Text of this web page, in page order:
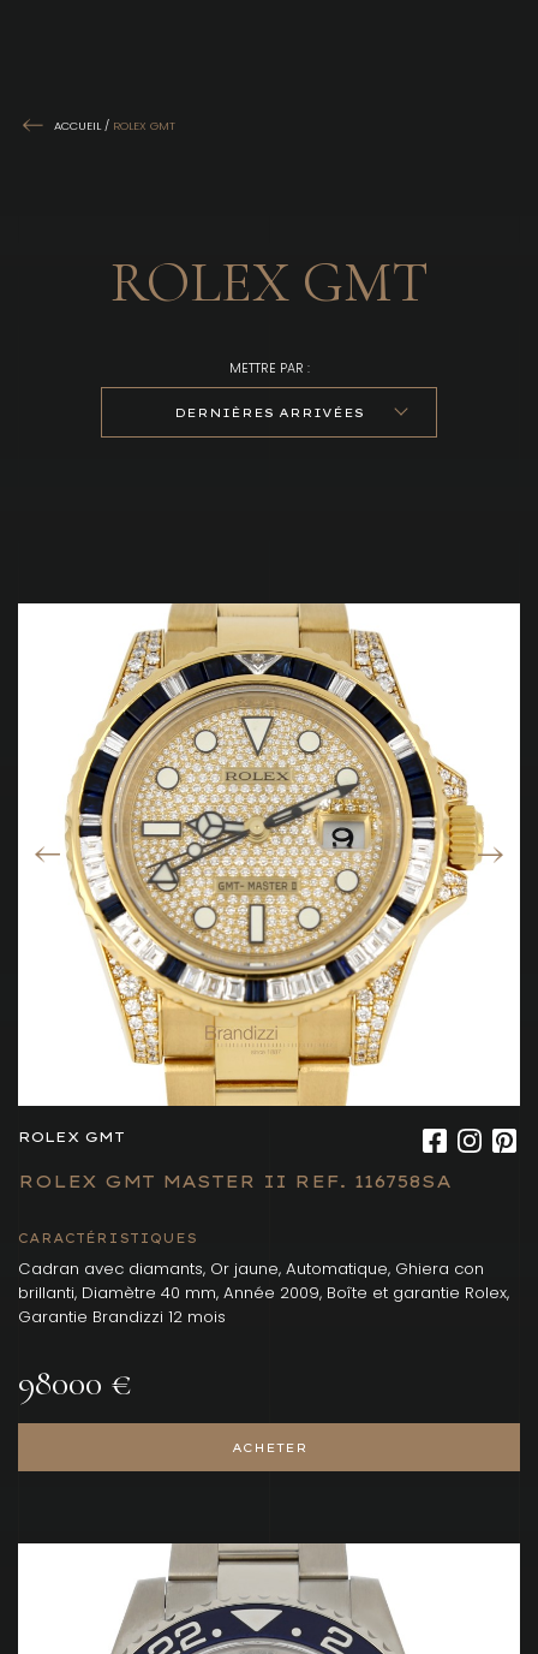
ACCUEIL / ROLEX GMT
ROLEX GMT
METTRE PAR :
DERNIÈRES ARRIVÉES
ROLEX GMT
ROLEX GMT MASTER II REF. 116758SA
CARACTÉRISTIQUES
Cadran avec diamants, Or jaune, Automatique, Ghiera con
brillanti, Diamètre 40 mm, Année 2009, Boîte et garantie Rolex,
Garantie Brandizzi 12 mois
98000 €
ACHETER